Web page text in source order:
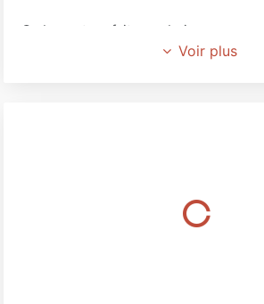
Ce bar est parfait pour boire un verre
Voir plus